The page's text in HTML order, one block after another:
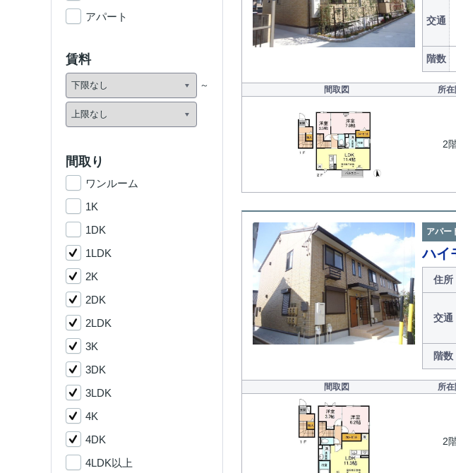
交通
階数
間取図 所
2
アパー
ハ
住所
交通
階数
間取図 所
2
アパート
賃料
間取り
ワンルーム
1K
1DK
1LDK
2K
2DK
2LDK
3K
3DK
3LDK
4K
4DK
4LDK以上